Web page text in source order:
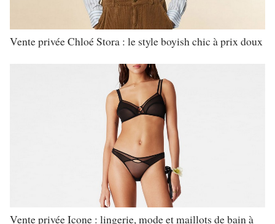
Vente privée Chloé Stora : le style boyish chic à prix doux
Vente privée Icone : lingerie, mode et maillots de bain à